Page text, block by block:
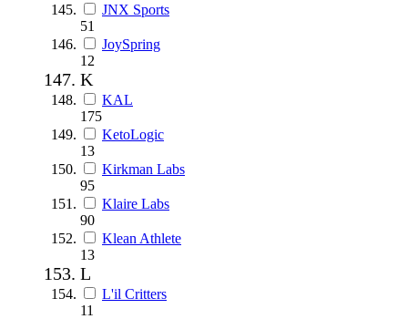
JNX Sports
51
JoySpring
12
K
KAL
175
KetoLogic
13
Kirkman Labs
95
Klaire Labs
90
Klean Athlete
13
L
L'il Critters
11